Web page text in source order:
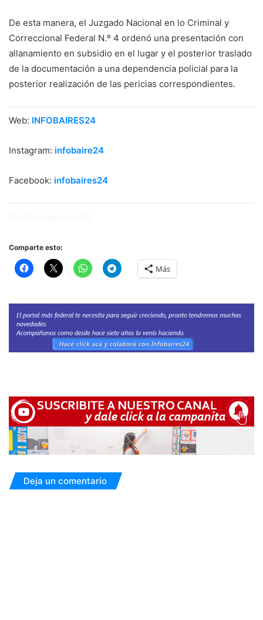
De esta manera, el Juzgado Nacional en lo Criminal y
Correccional Federal N.º 4 ordenó una presentación con
allanamiento en subsidio en el lugar y el posterior traslado
de la documentación a una dependencia policial para la
posterior realización de las pericias correspondientes.
Web: INFOBAIRES24
Instagram: infobaire24
Facebook: infobaires24
Comparte esto:
Más
Deja un comentario